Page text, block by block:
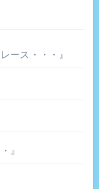
ース・・・』
』